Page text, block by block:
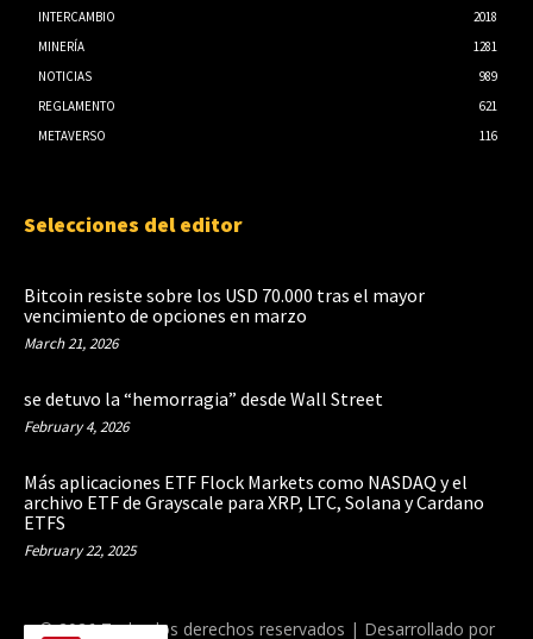
INTERCAMBIO
2018
MINERÍA
1281
NOTICIAS
989
REGLAMENTO
621
METAVERSO
116
Selecciones del editor
Bitcoin resiste sobre los USD 70.000 tras el mayor
vencimiento de opciones en marzo
March 21, 2026
se detuvo la “hemorragia” desde Wall Street
February 4, 2026
Más aplicaciones ETF Flock Markets como NASDAQ y el
archivo ETF de Grayscale para XRP, LTC, Solana y Cardano
ETFS
February 22, 2025
© 2026 Todos los derechos reservados | Desarrollado por